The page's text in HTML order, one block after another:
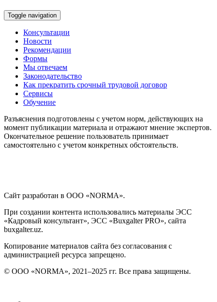
Toggle navigation
Консультации
Новости
Рекомендации
Формы
Мы отвечаем
Законодательство
Как прекратить срочный трудовой договор
Сервисы
Обучение
Разъяснения подготовлены с учетом норм, действующих на
момент публикации материала и отражают мнение экспертов.
Окончательное решение пользователь принимает
самостоятельно с учетом конкретных обстоятельств.
Сайт разработан в ООО «NORMA».
При создании контента использовались материалы ЭСС
«Кадровый консультант», ЭСС «Buxgalter PRO», сайта
buxgalter.uz.
Копирование материалов сайта без согласования с
администрацией ресурса запрещено.
© ООО «NORMA», 2021–2025 гг. Все права защищены.